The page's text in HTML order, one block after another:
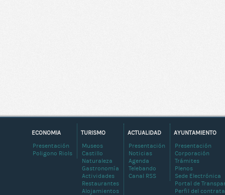
AYUNTAMIENTO
Presentación
Corporación
Trámites
Plenos
Sede Electrónica
Portal de
Perfil del
ACTUALIDAD
Presentación
Noticias
Agenda
Telebando
Canal RSS
TURISMO
Museos
Castillo
Naturaleza
Gastronomía
Actividades
Restaurantes
Alojamientos
ECONOMIA
Presentación
Poligono Riols